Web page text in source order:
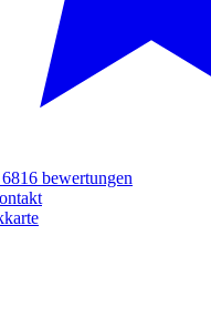
bewertungen